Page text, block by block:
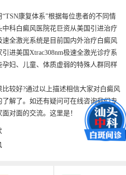
康复体系”根据每位患者的不同情
科白癜风医院花巨资从美国引进治疗
全激光系统是目前国内外治疗白癜风
进美国Xtrac308nm极速全激光诊疗系
妇、儿童、体质虚弱的特殊人群同样
较好?通过以上描述相信大家对白癜风
解了。如还有疑问可在线咨询我们专
对面的交流。这里是！